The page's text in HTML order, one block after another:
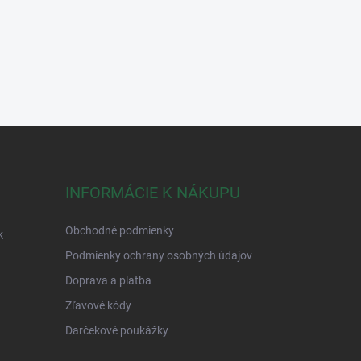
INFORMÁCIE K NÁKUPU
Obchodné podmienky
Podmienky ochrany osobných údajov
Doprava a platba
Zľavové kódy
Darčekové poukážky